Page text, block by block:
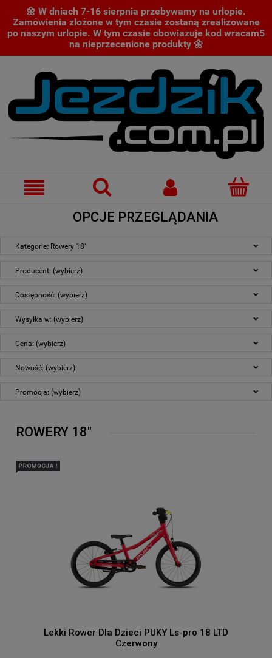
🌼 W dniach 7-16 sierpnia przebywamy na urlopie.
Zamówienia zlożone w tym czasie zostaną zrealizowane
po naszym urlopie. W tym czasie obowiazuje kod wracam5
na nieprzecenione produkty 🌼
OPCJE PRZEGLĄDANIA
Kategorie: Rowery 18"
Producent: (wybierz)
Dostępność: (wybierz)
Wysyłka w: (wybierz)
Cena: (wybierz)
Nowość: (wybierz)
Promocja: (wybierz)
ROWERY 18"
Lekki Rower Dla Dzieci PUKY Ls-pro 18 LTD
Czerwony